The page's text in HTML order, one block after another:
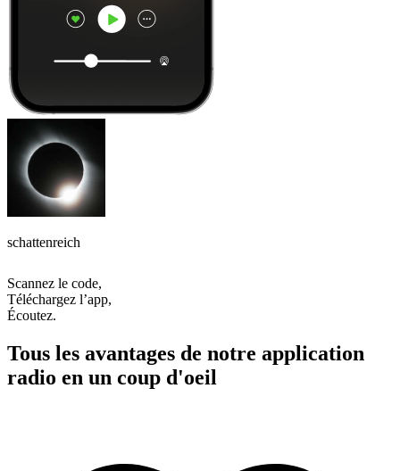
schattenreich
Scannez le code,
Téléchargez l’app,
Écoutez.
Tous les avantages de notre application
radio en un coup d'oeil